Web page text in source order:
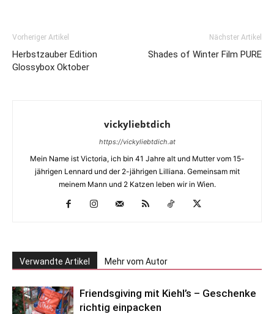
Vorheriger Artikel
Herbstzauber Edition
Glossybox Oktober
Nächster Artikel
Shades of Winter Film PURE
vickyliebtdich
https://vickyliebtdich.at
Mein Name ist Victoria, ich bin 41 Jahre alt und Mutter vom 15-
jährigen Lennard und der 2-jährigen Lilliana. Gemeinsam mit
meinem Mann und 2 Katzen leben wir in Wien.
Verwandte Artikel Mehr vom Autor
Friendsgiving mit Kiehl’s – Geschenke
richtig einpacken